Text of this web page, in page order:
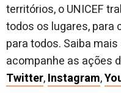
territórios, o UNICEF
todos os lugares, para
para todos. Saiba
acompanhe as ações
Twitter,Instagram,